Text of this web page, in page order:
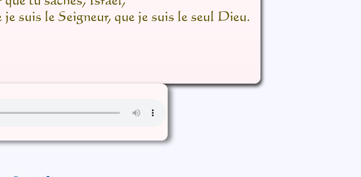
je suis le Seigneur, que je suis le seul Dieu.